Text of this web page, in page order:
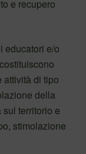
e recupero
educatori e/o
attività di tipo
della
territorio e
stimolazione